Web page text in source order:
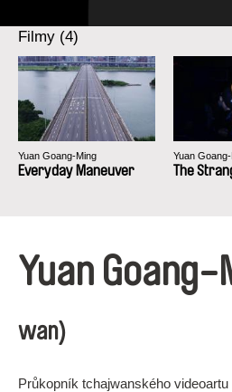
Filmy (4)
Yuan Goang-Ming
Everyday Maneuver
Yuan
The
Yuan Goang-
wan)
Průkopník tchajwanského